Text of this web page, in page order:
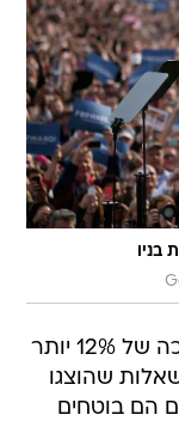
כשמדובר בכלכלה, רומני זוכה לתמיכה של 12% יותר
שהוצגו
הם בוטחים